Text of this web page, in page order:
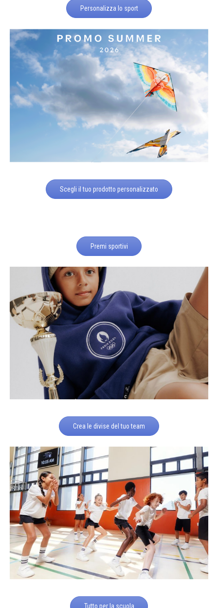
Personalizza lo sport
Scegli il tuo prodotto personalizzato
Premi sportivi
Crea le divise del tuo team
Tutto per la scuola